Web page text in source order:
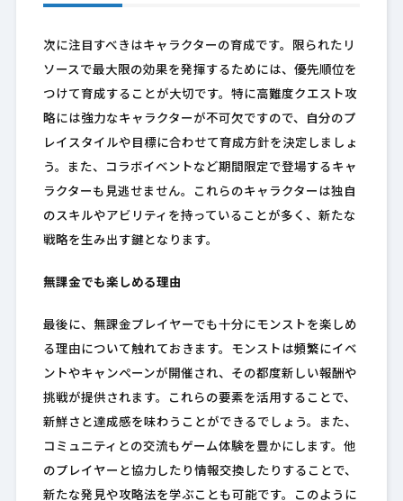
次に注目すべきはキャラクターの育成です。限られたリ
ソースで最大限の効果を発揮するためには、優先順位を
つけて育成することが大切です。特に高難度クエスト攻
略には強力なキャラクターが不可欠ですので、自分のプ
レイスタイルや目標に合わせて育成方針を決定しましょ
う。また、コラボイベントなど期間限定で登場するキャ
ラクターも見逃せません。これらのキャラクターは独自
のスキルやアビリティを持っていることが多く、新たな
戦略を生み出す鍵となります。
無課金でも楽しめる理由
最後に、無課金プレイヤーでも十分にモンストを楽しめ
る理由について触れておきます。モンストは頻繁にイベ
ントやキャンペーンが開催され、その都度新しい報酬や
挑戦が提供されます。これらの要素を活用することで、
新鮮さと達成感を味わうことができるでしょう。また、
コミュニティとの交流もゲーム体験を豊かにします。他
のプレイヤーと協力したり情報交換したりすることで、
新たな発見や攻略法を学ぶことも可能です。このように